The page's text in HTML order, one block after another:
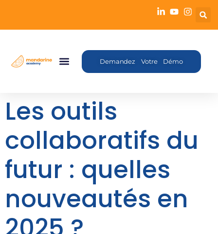
Demandez Votre Démo
Les outils
collaboratifs du
futur : quelles
nouveautés en